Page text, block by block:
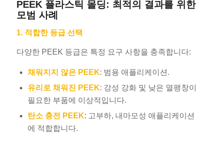
PEEK 플라스틱 몰딩: 최적의 결과를 위한
모범 사례
1. 적합한 등급 선택
다양한 PEEK 등급은 특정 요구 사항을 충족합니다:
채워지지 않은 PEEK: 범용 애플리케이션.
유리로 채워진 PEEK: 강성 강화 및 낮은 열팽창이
필요한 부품에 이상적입니다.
탄소 충전 PEEK: 고부하, 내마모성 애플리케이션
에 적합합니다.